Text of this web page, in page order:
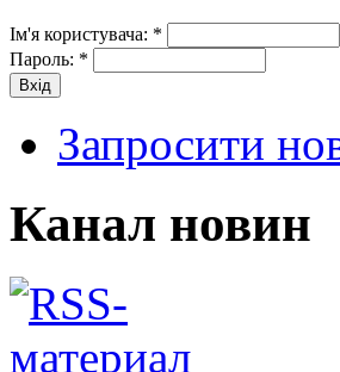
Ім'я користувача: *
Пароль: *
Запросити
Канал новин